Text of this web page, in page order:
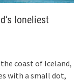
loneliest
coast of Iceland,
with a small dot,